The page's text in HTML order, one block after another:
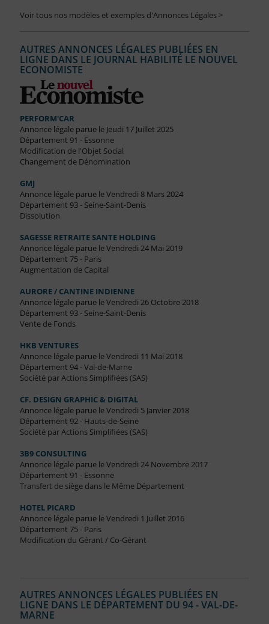
Voir tous nos modèles et exemples d'Annonces Légales >
AUTRES ANNONCES LÉGALES PUBLIÉES EN
LIGNE DANS LE JOURNAL HABILITÉ LE NOUVEL
ECONOMISTE
PERFORM'CAR
Annonce légale parue le Jeudi 17 Juillet 2025
Département 91 - Essonne
Modification de l'Objet Social
Changement de Dénomination
GMJ
Annonce légale parue le Vendredi 8 Mars 2024
Département 93 - Seine-Saint-Denis
Dissolution
SAGESSE RETRAITE SANTE HOLDING
Annonce légale parue le Vendredi 24 Mai 2019
Département 75 - Paris
Augmentation de Capital
AURORE / CANTINE INDIENNE
Annonce légale parue le Vendredi 26 Octobre 2018
Département 93 - Seine-Saint-Denis
Vente de Fonds
HKB VENTURES
Annonce légale parue le Vendredi 11 Mai 2018
Département 94 - Val-de-Marne
Société par Actions Simplifiées (SAS)
CF. DESIGN GRAPHIC & DIGITAL
Annonce légale parue le Vendredi 5 Janvier 2018
Département 92 - Hauts-de-Seine
Société par Actions Simplifiées (SAS)
3B9 CONSULTING
Annonce légale parue le Vendredi 24 Novembre 2017
Département 91 - Essonne
Transfert de siège dans le Même Département
HOTEL PICARD
Annonce légale parue le Vendredi 1 Juillet 2016
Département 75 - Paris
Modification du Gérant / Co-Gérant
AUTRES ANNONCES LÉGALES PUBLIÉES EN
LIGNE DANS LE DÉPARTEMENT DU 94 - VAL-DE-
MARNE